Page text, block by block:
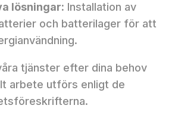
lösningar: Installation av
och batterilager för att
tjänster efter dina behov
arbete utförs enligt de